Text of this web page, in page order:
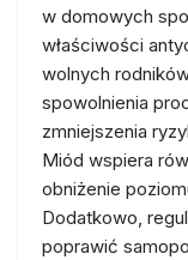
w domowych
właściwości
wolnych
spowolnienia
zmniejszenia
Miód wspiera
obniżenie
Dodatkowo,
poprawić